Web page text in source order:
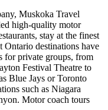
Muskoka Travel
high-quality motor
stay at the finest
Ontario destinations have
for private groups, from
Festival Theatre to
Blue Jays or Toronto
such as Niagara
Motor coach tours